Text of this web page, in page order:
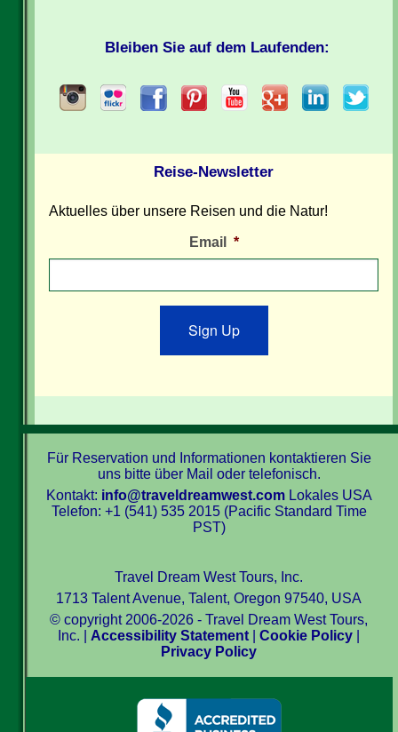
Bleiben Sie auf dem Laufenden:
Reise-Newsletter
Aktuelles über unsere Reisen und die Natur!
Email *
Sign Up
Für Reservation und Informationen kontaktieren Sie
uns bitte über Mail oder telefonisch.
Kontakt: info@traveldreamwest.comLokales USA
Telefon: +1 (541) 535 2015 (Pacific Standard Time
PST)
Travel Dream West Tours, Inc.
1713 Talent Avenue, Talent, Oregon 97540, USA
© copyright 2006-2026 - Travel Dream West Tours,
Inc. | Accessibility Statement |Cookie Policy
Privacy Policy